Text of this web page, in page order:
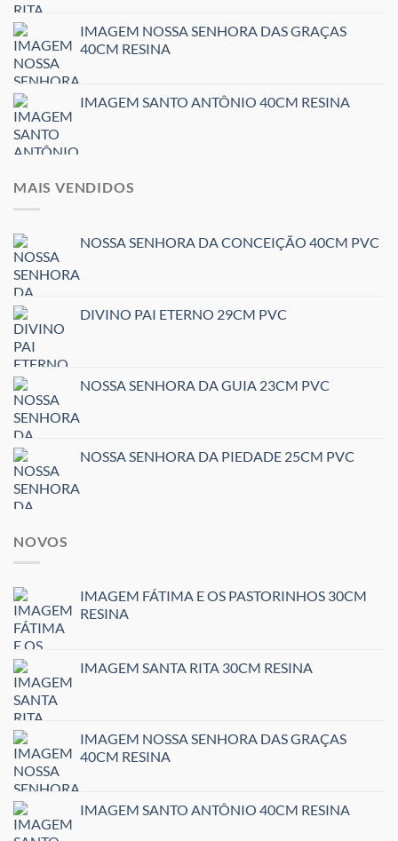
IMAGEM NOSSA SENHORA DAS GRAÇAS
40CM RESINA
IMAGEM SANTO ANTÔNIO 40CM RESINA
MAIS VENDIDOS
NOSSA SENHORA DA CONCEIÇÃO 40CM PVC
DIVINO PAI ETERNO 29CM PVC
NOSSA SENHORA DA GUIA 23CM PVC
NOSSA SENHORA DA PIEDADE 25CM PVC
NOVOS
IMAGEM FÁTIMA E OS PASTORINHOS 30CM
RESINA
IMAGEM SANTA RITA 30CM RESINA
IMAGEM NOSSA SENHORA DAS GRAÇAS
40CM RESINA
IMAGEM SANTO ANTÔNIO 40CM RESINA